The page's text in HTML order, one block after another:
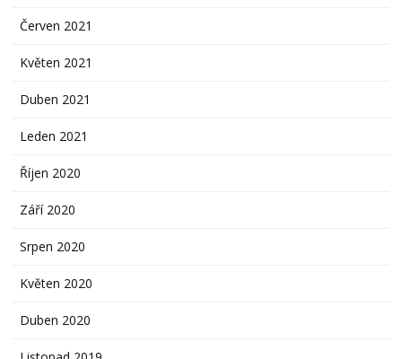
Červen 2021
Květen 2021
Duben 2021
Leden 2021
Říjen 2020
Září 2020
Srpen 2020
Květen 2020
Duben 2020